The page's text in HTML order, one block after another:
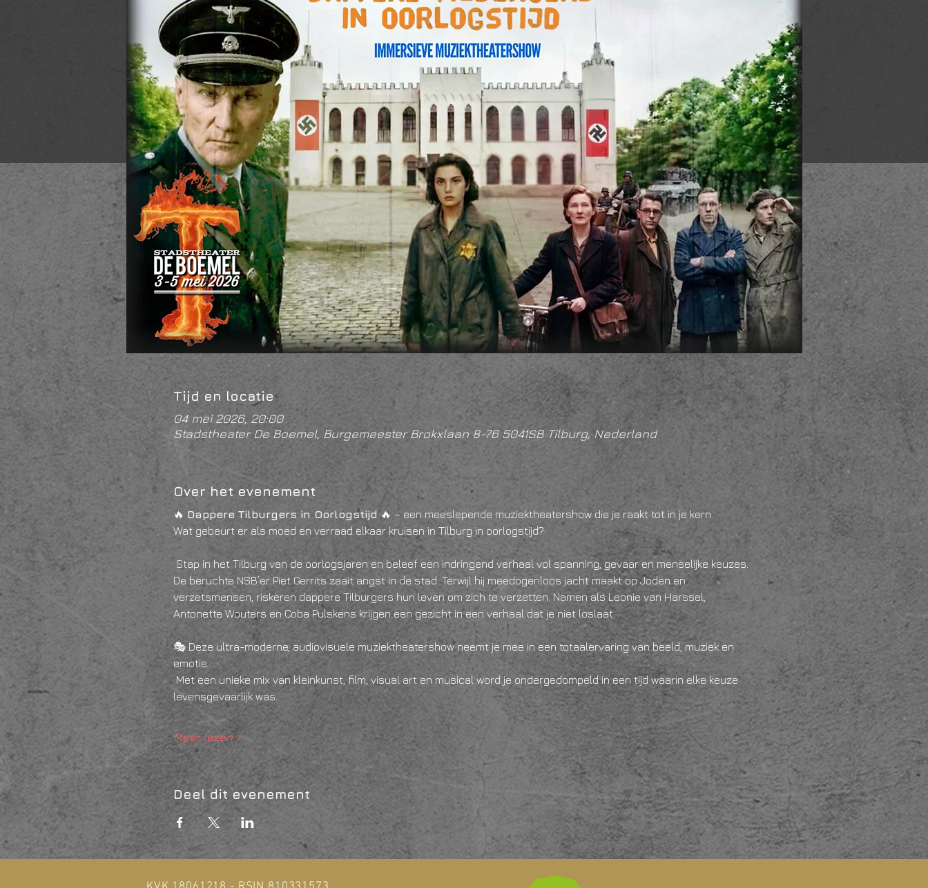
Tijd en locatie
04 mei 2026, 20:00
Stadstheater De Boemel, Burgemeester Brokxlaan 8-76 5041SB Tilburg, Nederland
Over het evenement
🔥 Dappere Tilburgers in Oorlogstijd 🔥 – een meeslepende muziektheatershow die je raakt tot in je kern
Wat gebeurt er als moed en verraad elkaar kruisen in Tilburg in oorlogstijd?
Stap in het Tilburg van de oorlogsjaren en beleef een indringend verhaal vol spanning, gevaar en menselijke keuzes.
De beruchte NSB’er Piet Gerrits zaait angst in de stad. Terwijl hij meedogenloos jacht maakt op Joden en
verzetsmensen, riskeren dappere Tilburgers hun leven om zich te verzetten. Namen als Leonie van Harssel,
Antonette Wouters en Coba Pulskens krijgen een gezicht in een verhaal dat je niet loslaat.
🎭 Deze ultra-moderne, audiovisuele muziektheatershow neemt je mee in een totaalervaring van beeld, muziek en
emotie.
levensgevaarlijk was.
Meer lezen >
Deel dit evenement